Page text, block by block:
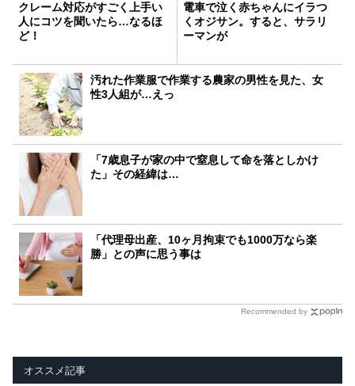
クレーム対応がすごく上手い
人にコツを聞いたら…なるほ
ど！
電車で泣く赤ちゃんにイラつ
くオジサン。すると、サラリ
ーマンが
汚れた作業服で作業する農家の男性を見た、女
性3人組が…えっ
「7歳息子が家の中で窒息して命を落としかけ
た」その経緯は…
「代理母出産、10ヶ月拘束でも1000万なら楽
勝」との声に思う事は
Recommended by
オススメ記事